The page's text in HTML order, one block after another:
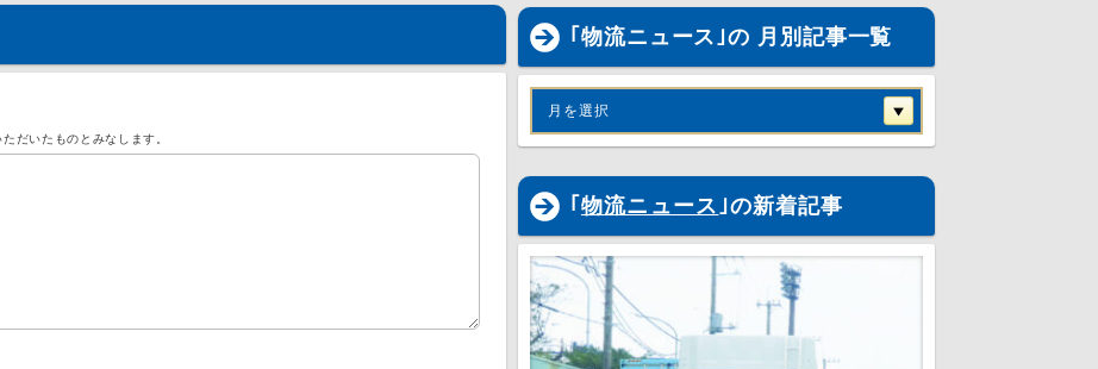
だいたものとみなします。
｢物流ニュース｣の 月別記事一覧
月を選択
｢ 物流ニュース ｣の新着記事